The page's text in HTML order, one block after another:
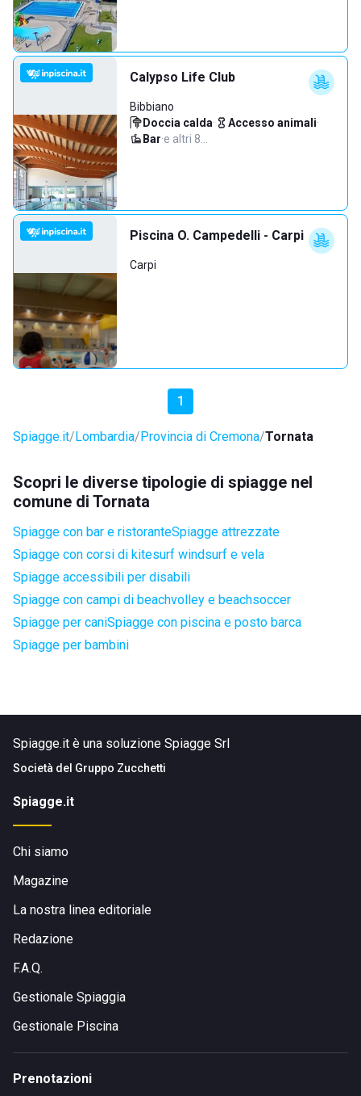
Calypso Life Club
Bibbiano
Doccia calda· Accesso animali·
Bar·e altri 8…
Piscina O. Campedelli - Carpi
Carpi
1
Spiagge.it Lombardia Provincia di Cremona Tornata
Scopri le diverse tipologie di spiagge nel
comune di Tornata
Spiagge con bar e ristoranteSpiagge attrezzate
Spiagge con corsi di kitesurf windsurf e vela
Spiagge accessibili per disabili
Spiagge con campi di beachvolley e beachsoccer
Spiagge per caniSpiagge con piscina e posto barca
Spiagge per bambini
Spiagge.it è una soluzione Spiagge Srl
Società del Gruppo Zucchetti
Spiagge.it
Chi siamo
Magazine
La nostra linea editoriale
Redazione
F.A.Q.
Gestionale Spiaggia
Gestionale Piscina
Prenotazioni